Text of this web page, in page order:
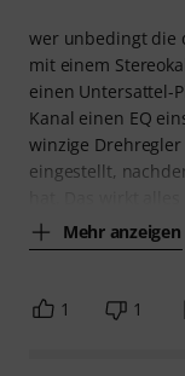
wer unbedingt die
mit einem
einen Untersattel-
Kanal einen EQ
winzige
eingestellt,
Mehr anzeigen
1 1